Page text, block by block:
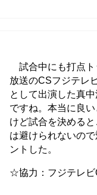
試合中にも打点ト
放送のCSフジテレ
として出演した真
ですね。本当に良
けど試合を決める
は避けられないの
ントした。
☆協力：フジテレビ